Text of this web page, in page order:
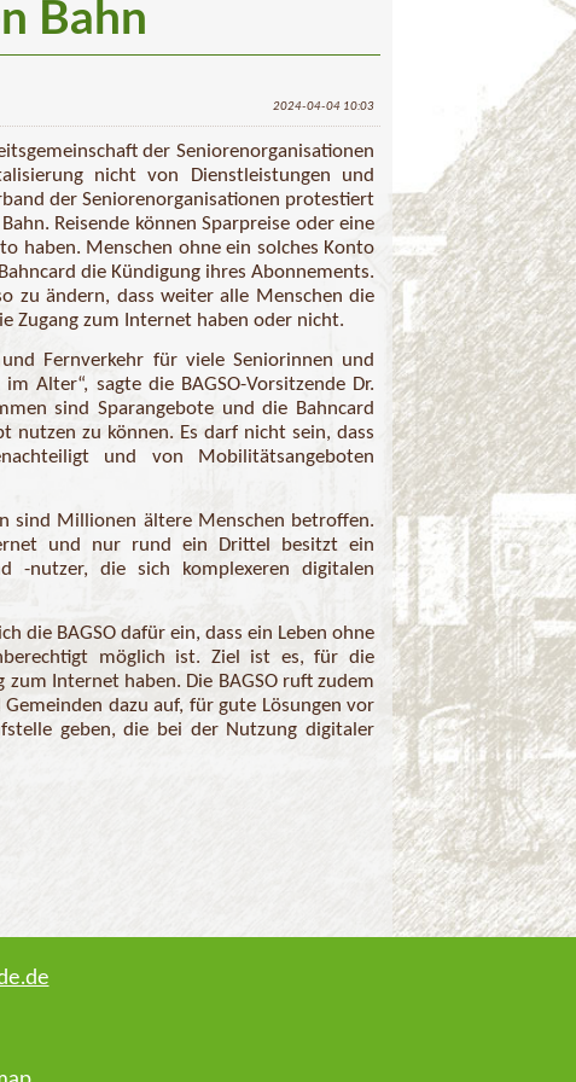
Bahn
2024-04-04 10:03
der Seniorenorganisationen
nicht von Dienstleistungen und
der Seniorenorganisationen protestiert
Reisende können Sparpreise oder eine
haben. Menschen ohne ein solches Konto
die Kündigung ihres Abonnements.
zu ändern, dass weiter alle Menschen die
Zugang zum Internet haben oder nicht.
Fernverkehr für viele Seniorinnen und
Alter“, sagte die BAGSO-Vorsitzende Dr.
sind Sparangebote und die Bahncard
zu können. Es darf nicht sein, dass
und von Mobilitätsangeboten
sind Millionen ältere Menschen betroffen.
und nur rund ein Drittel besitzt ein
-nutzer, die sich komplexeren digitalen
die BAGSO dafür ein, dass ein Leben ohne
möglich ist. Ziel ist es, für die
Internet haben. Die BAGSO ruft zudem
dazu auf, für gute Lösungen vor
geben, die bei der Nutzung digitaler